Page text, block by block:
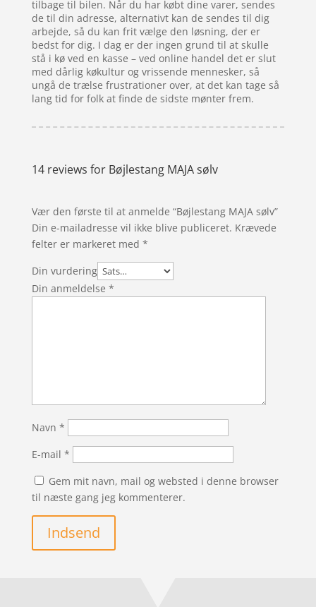
tilbage til bilen. Når du har købt dine varer, sendes
de til din adresse, alternativt kan de sendes til dig
arbejde, så du kan frit vælge den løsning, der er
bedst for dig. I dag er der ingen grund til at skulle
stå i kø ved en kasse – ved online handel det er slut
med dårlig køkultur og vrissende mennesker, så
ungå de trælse frustrationer over, at det kan tage så
lang tid for folk at finde de sidste mønter frem.
14 reviews for Bøjlestang MAJA sølv
Vær den første til at anmelde “Bøjlestang MAJA sølv”
Din e-mailadresse vil ikke blive publiceret. Krævede
felter er markeret med *
Din vurdering
Din anmeldelse *
Navn *
E-mail *
Gem mit navn, mail og websted i denne browser
til næste gang jeg kommenterer.
Indsend